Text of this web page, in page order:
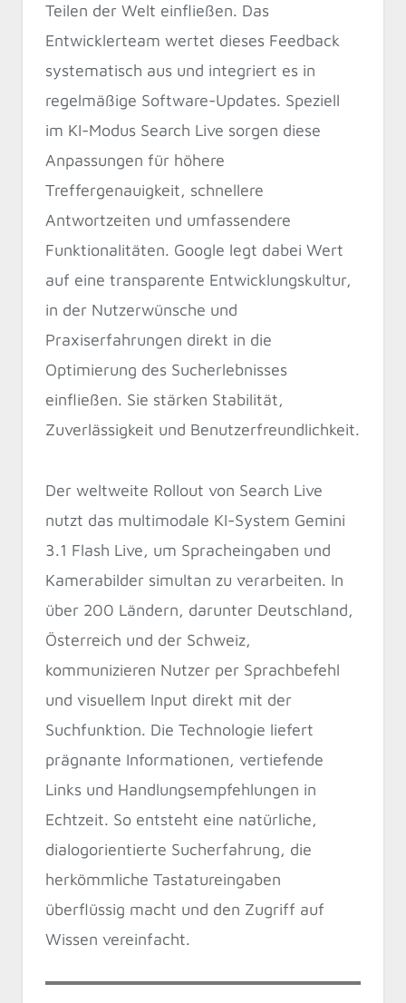
Teilen der Welt einfließen. Das
Entwicklerteam wertet dieses Feedback
systematisch aus und integriert es in
regelmäßige Software-Updates. Speziell
im KI-Modus Search Live sorgen diese
Anpassungen für höhere
Treffergenauigkeit, schnellere
Antwortzeiten und umfassendere
Funktionalitäten. Google legt dabei Wert
auf eine transparente Entwicklungskultur,
in der Nutzerwünsche und
Praxiserfahrungen direkt in die
Optimierung des Sucherlebnisses
einfließen. Sie stärken Stabilität,
Zuverlässigkeit und Benutzerfreundlichkeit.
Der weltweite Rollout von Search Live
nutzt das multimodale KI-System Gemini
3.1 Flash Live, um Spracheingaben und
Kamerabilder simultan zu verarbeiten. In
über 200 Ländern, darunter Deutschland,
Österreich und der Schweiz,
kommunizieren Nutzer per Sprachbefehl
und visuellem Input direkt mit der
Suchfunktion. Die Technologie liefert
prägnante Informationen, vertiefende
Links und Handlungsempfehlungen in
Echtzeit. So entsteht eine natürliche,
dialogorientierte Sucherfahrung, die
herkömmliche Tastatureingaben
überflüssig macht und den Zugriff auf
Wissen vereinfacht.